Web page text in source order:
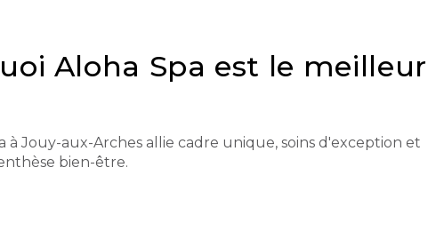
Aloha Spa est le meilleur
à Jouy-aux-Arches allie cadre unique, soins d'exception et
bien-être.